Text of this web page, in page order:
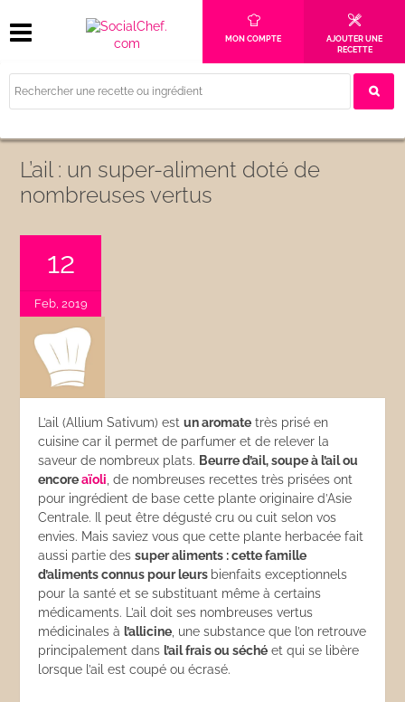
MON COMPTE
AJOUTER UNE
RECETTE
L’ail : un super-aliment doté de
nombreuses vertus
12
Feb, 2019
L’ail (Allium Sativum) estun aromate très prisé en
cuisine car il permet de parfumer et de relever la
saveur de nombreux plats. Beurre d’ail, soupe à l’ail ou
encoreaïoli , de nombreuses recettes très prisées ont
pour ingrédient de base cette plante originaire d’Asie
Centrale. Il peut être dégusté cru ou cuit selon vos
envies. Mais saviez vous que cette plante herbacée fait
aussi partie dessuper aliments : cette famille
d’aliments connus pour leurs bienfaits exceptionnels
pour la santé et se substituant même à certains
médicaments. L’ail doit ses nombreuses vertus
médicinales à l’allicine , une substance que l’on retrouve
principalement dans l’ail frais ou séché et qui se libère
lorsque l’ail est coupé ou écrasé.